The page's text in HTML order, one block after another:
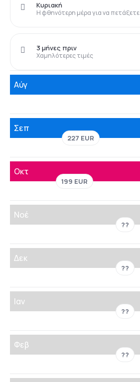
Η φθηνότερη μέρα για να πετάξετε
Κυριακή
Χαμηλότερες τιμές
3 μήνες πριν
Αύγ
Σεπ
227 EUR
Οκτ
199 EUR
Νοέ
??
Δεκ
??
Ιαν
??
Φεβ
??